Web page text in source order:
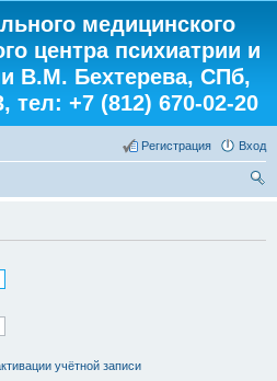
медицинского
центра психиатрии и
В.М. Бехтерева, СПб,
тел: +7 (812) 670-02-20
Вход
Регистрация
учётной записи